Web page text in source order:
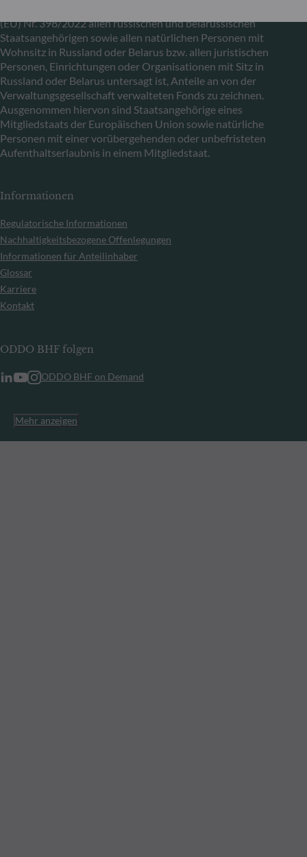
(EU) Nr. 398/2022 allen russischen und belarussischen
Staatsangehörigen sowie allen natürlichen Personen mit
Wohnsitz in Russland oder Belarus bzw. allen juristischen
Personen, Einrichtungen oder Organisationen mit Sitz in
Russland oder Belarus untersagt ist, Anteile an von der
Verwaltungsgesellschaft verwalteten Fonds zu zeichnen.
Ausgenommen hiervon sind Staatsangehörige eines
Mitgliedstaats der Europäischen Union sowie natürliche
Personen mit einer vorübergehenden oder unbefristeten
Aufenthaltserlaubnis in einem Mitgliedstaat.
Informationen
Regulatorische Informationen
Nachhaltigkeitsbezogene Offenlegungen
Informationen für Anteilinhaber
Glossar
Karriere
Kontakt
ODDO BHF folgen
ODDO BHF on Demand
Mehr anzeigen